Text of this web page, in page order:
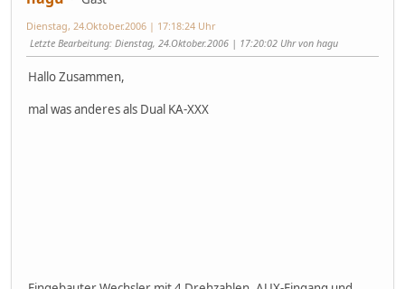
Dienstag, 24.Oktober.2006 | 17:18:24 Uhr
Letzte Bearbeitung: Dienstag, 24.Oktober.2006 | 17:20:02 Uhr von hagu
Hallo Zusammen,
mal was anderes als Dual KA-XXX